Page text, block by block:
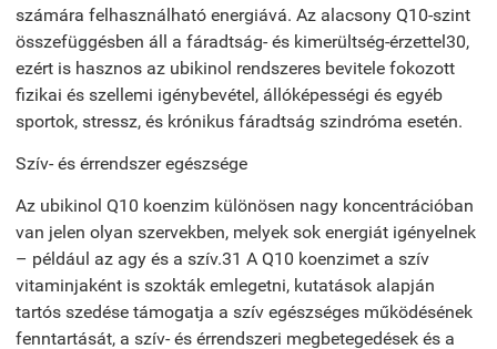
számára felhasználható energiává. Az alacsony Q10-szint
összefüggésben áll a fáradtság- és kimerültség-érzettel30,
ezért is hasznos az ubikinol rendszeres bevitele fokozott
fizikai és szellemi igénybevétel, állóképességi és egyéb
sportok, stressz, és krónikus fáradtság szindróma esetén.
Szív- és érrendszer egészsége
Az ubikinol Q10 koenzim különösen nagy koncentrációban
van jelen olyan szervekben, melyek sok energiát igényelnek
– például az agy és a szív.31 A Q10 koenzimet a szív
vitaminjaként is szokták emlegetni, kutatások alapján
tartós szedése támogatja a szív egészséges működésének
fenntartását, a szív- és érrendszeri megbetegedések és a